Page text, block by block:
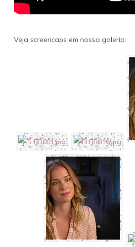
Veja screencaps em nossa galeria: